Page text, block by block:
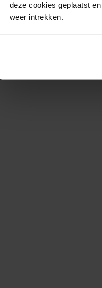
deze cookies geplaatst
weer intrekken.